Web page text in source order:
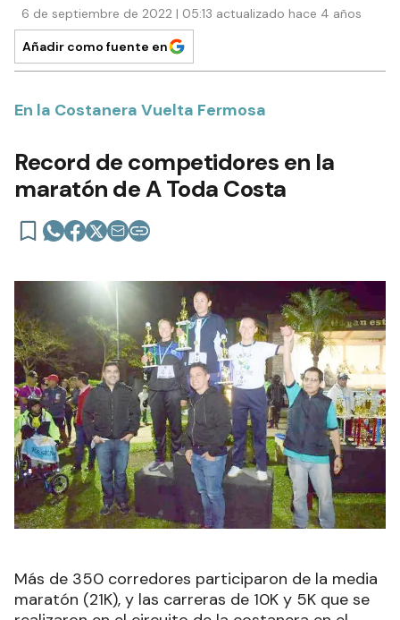
6 de septiembre de 2022 | 05:13 actualizado hace 4 años
Añadir como fuente en
En la Costanera Vuelta Fermosa
Record de competidores en la
maratón de A Toda Costa
Más de 350 corredores participaron de la media
maratón (21K), y las carreras de 10K y 5K que se